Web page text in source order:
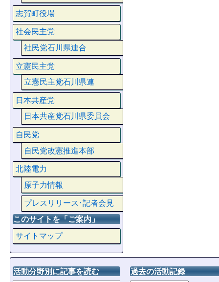
志賀町役場
社会民主党
社民党石川県連合
立憲民主党
立憲民主党石川県連
日本共産党
日本共産党石川県委員会
自民党
自民党改憲推進本部
北陸電力
原子力情報
プレスリリース･記者会見
このサイトを「ご案内」
サイトマップ
活動分野別に記事を読む 過去の活動記録